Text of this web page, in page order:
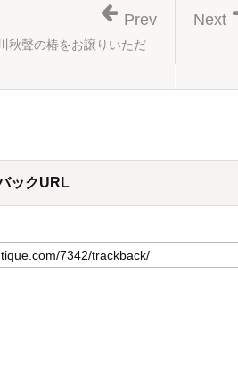
Next
秋聲の椿をお譲りいただ
Prev
ックURL